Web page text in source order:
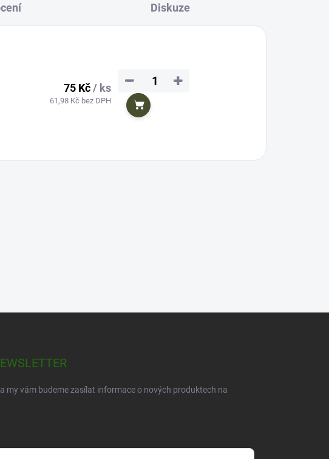
Diskuze
75 Kč/ ks
61,98 Kč bez DPH
+
−
Do košíku
my vám budeme zasílat informace o nových produktech na